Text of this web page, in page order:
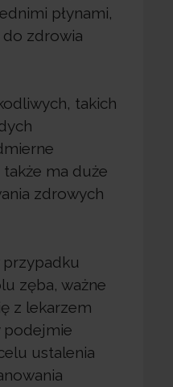
płynami,
do zdrowia
takich
także ma duże
zdrowych
zęba, ważne
z lekarzem
ustalenia